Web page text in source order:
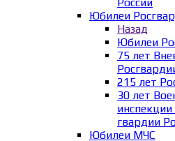
Юбилеи
Назад
Юбилеи
75 лет
215 лет
30 лет
гвардии
Юбилеи МЧС